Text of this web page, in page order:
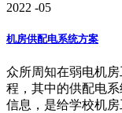
2022 -05
机房供配电系统方案
众所周知在弱电机
程，其中的供配电
信息，是给学校机